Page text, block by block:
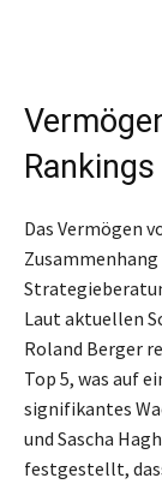
Rankings
Das Vermögen
Laut aktuellen
Roland Berger
Top 5, was auf
signifikantes
und Sascha
festgestellt,